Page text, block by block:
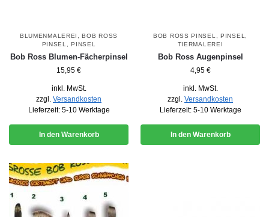
BLUMENMALEREI ,BOB ROSS
PINSEL
,PINSEL
Bob Ross Blumen-Fächerpinsel
15,95 €
inkl. MwSt.
zzgl. Versandkosten
Lieferzeit: 5-10 Werktage
In den Warenkorb
BOB ROSS PINSEL PINSEL
TIERMALEREI
Bob Ross Augenpinsel
4,95 €
inkl. MwSt.
zzgl. Versandkosten
Lieferzeit: 5-10 Werktage
In den Warenkorb